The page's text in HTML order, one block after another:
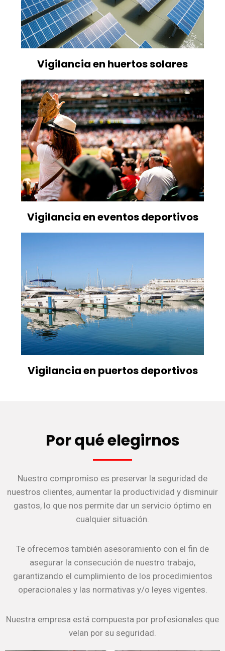
Vigilancia en huertos solares
Vigilancia en eventos deportivos
Vigilancia en puertos deportivos
Por qué elegirnos
Nuestro compromiso es preservar la seguridad de
nuestros clientes, aumentar la productividad y disminuir
gastos, lo que nos permite dar un servicio óptimo en
cualquier situación.
Te ofrecemos también asesoramiento con el fin de
asegurar la consecución de nuestro trabajo,
garantizando el cumplimiento de los procedimientos
operacionales y las normativas y/o leyes vigentes.
Nuestra empresa está compuesta por profesionales que
velan por su seguridad.